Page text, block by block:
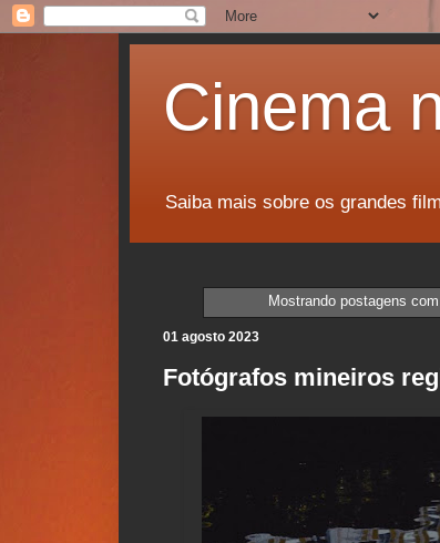
Cinema
Saiba mais sobre os grandes
Mostrando postagens
01 agosto 2023
Fotógrafos mineiros